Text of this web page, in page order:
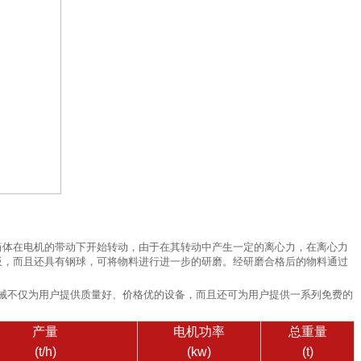
在电机的带动下开始转动，由于在其转动中产生一定的离心力，在离心力
而且还具有钢球，可将物料进行进一步的研磨。经研磨合格后的物料通过
仅为用户提供质量好、价格优的设备，而且还可为用户提供一系列免费的
产量
(t/h)
电机功率
(kw)
总重量
(t)